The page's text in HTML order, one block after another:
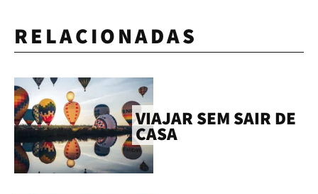
RELACIONADAS
VIAJAR SEM SAIR DE
CASA